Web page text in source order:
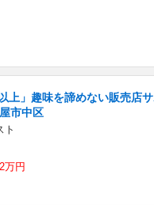
上」趣味を諦めない販売店
市中区
ト
万円